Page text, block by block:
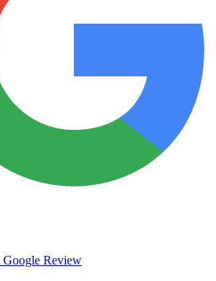
Google Review